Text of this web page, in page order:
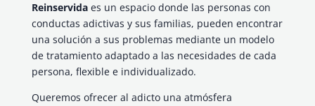
Reinservidaes un espacio donde las personas con
conductas adictivas y sus familias, pueden encontrar
una solución a sus problemas mediante un modelo
de tratamiento adaptado a las necesidades de cada
persona, flexible e individualizado.
Queremos ofrecer al adicto una atmósfera